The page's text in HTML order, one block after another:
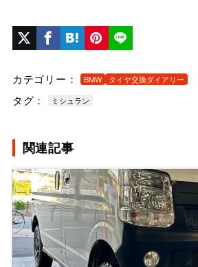
カテゴリー： BMW タイヤ交換ダイアリー
タグ： ミシュラン
関連記事